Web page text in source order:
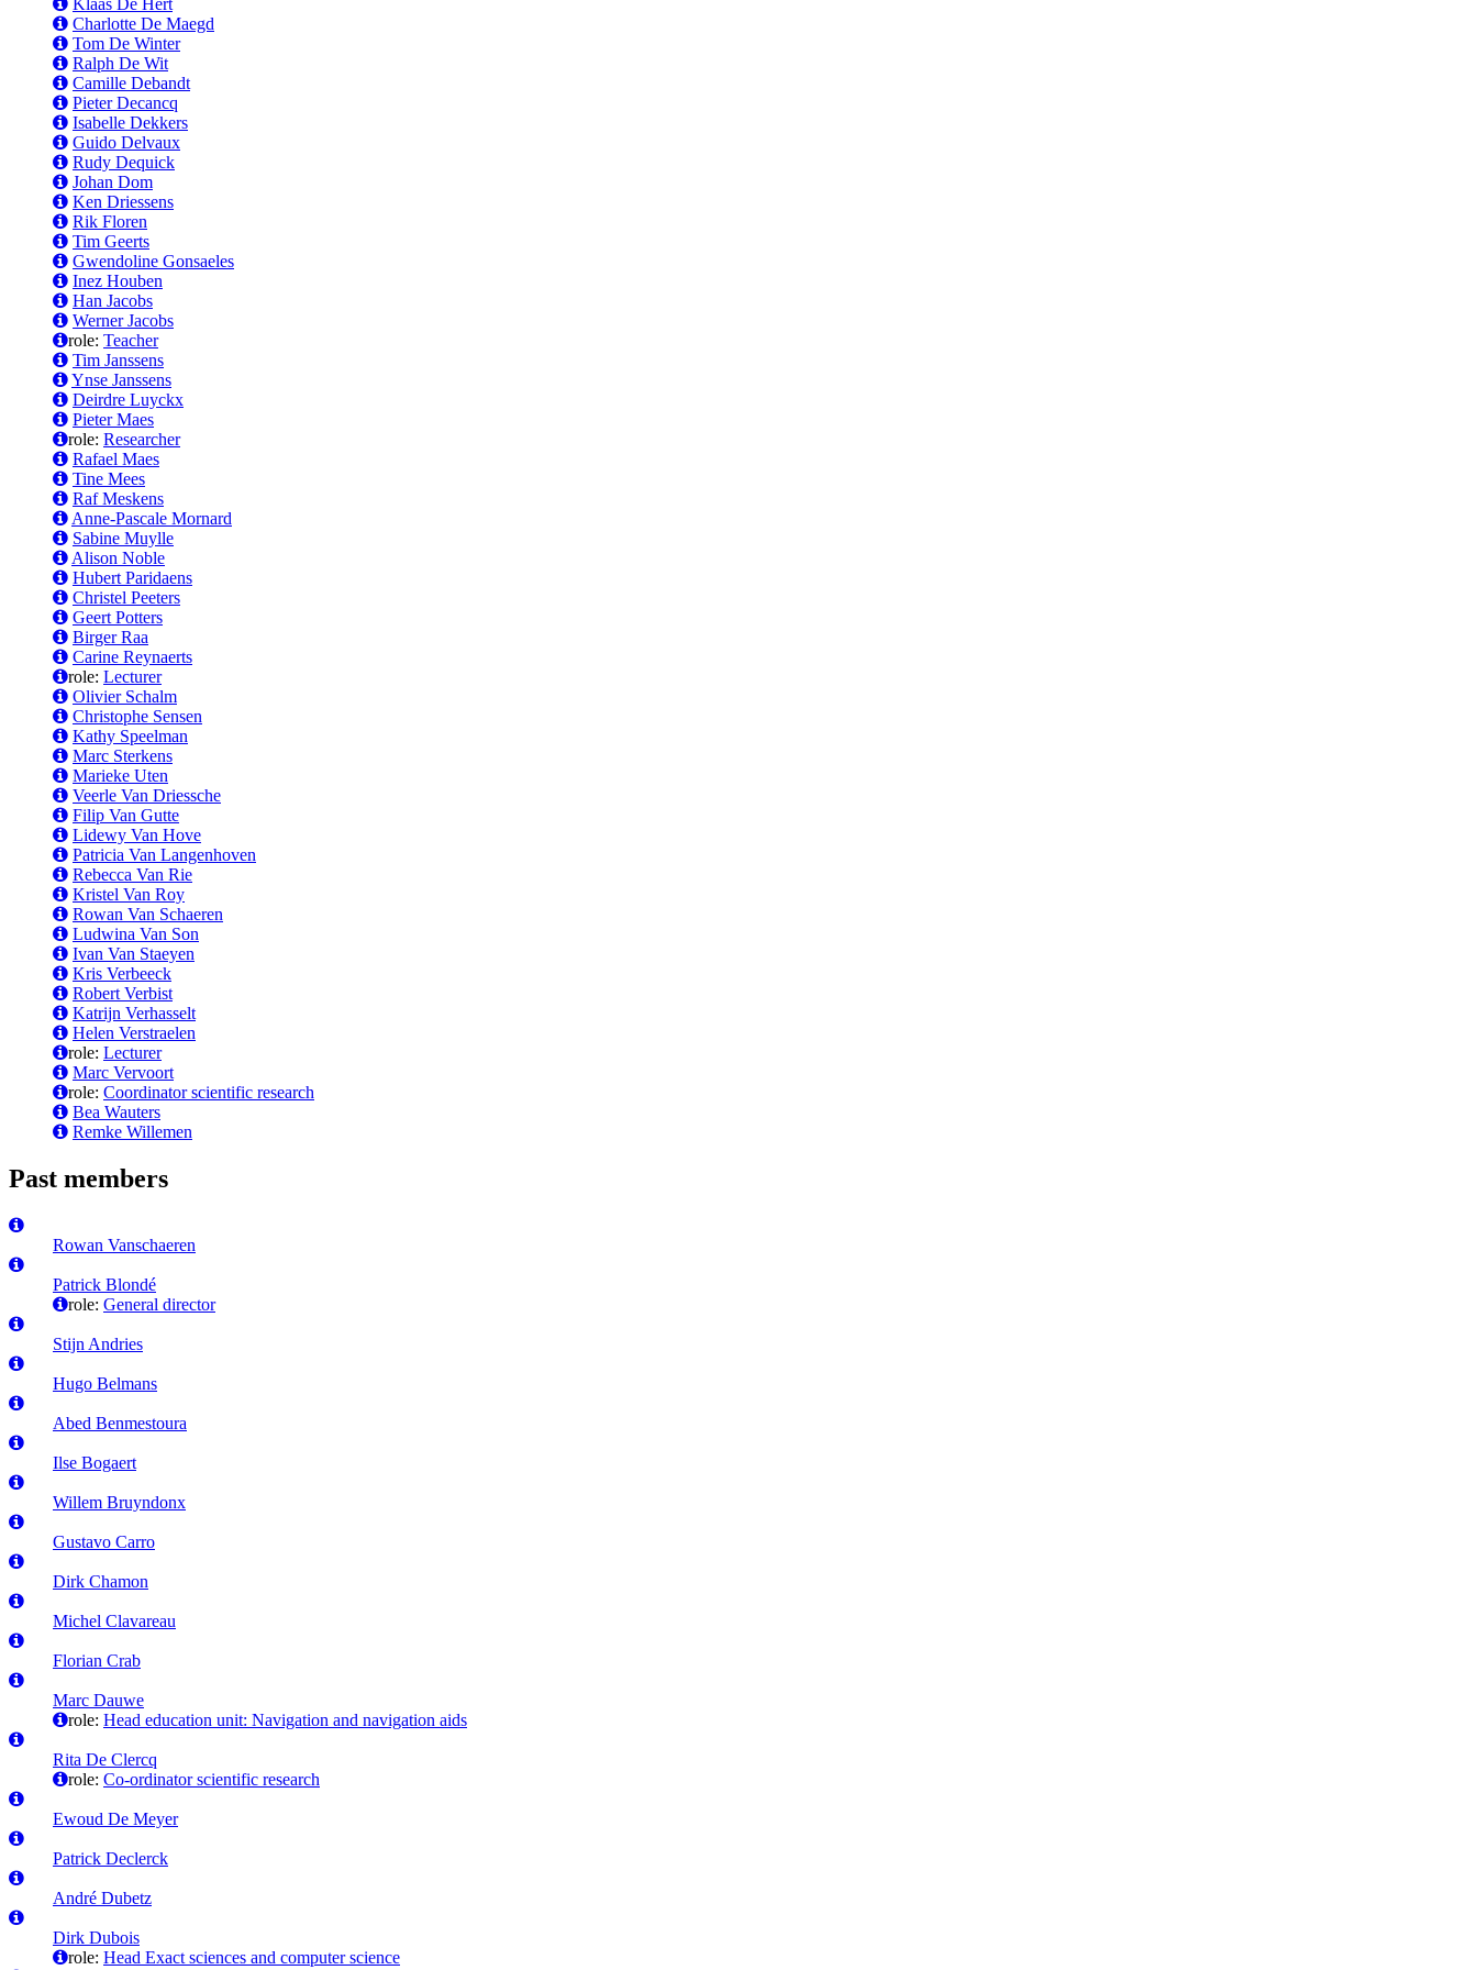
Klaas De Hert
Charlotte De Maegd
Tom De Winter
Ralph De Wit
Camille Debandt
Pieter Decancq
Isabelle Dekkers
Guido Delvaux
Rudy Dequick
Johan Dom
Ken Driessens
Rik Floren
Tim Geerts
Gwendoline Gonsaeles
Inez Houben
Han Jacobs
Werner Jacobs
role: Teacher
Tim Janssens
Ynse Janssens
Deirdre Luyckx
Pieter Maes
role: Researcher
Rafael Maes
Tine Mees
Raf Meskens
Anne-Pascale Mornard
Sabine Muylle
Alison Noble
Hubert Paridaens
Christel Peeters
Geert Potters
Birger Raa
Carine Reynaerts
role: Lecturer
Olivier Schalm
Christophe Sensen
Kathy Speelman
Marc Sterkens
Marieke Uten
Veerle Van Driessche
Filip Van Gutte
Lidewy Van Hove
Patricia Van Langenhoven
Rebecca Van Rie
Kristel Van Roy
Rowan Van Schaeren
Ludwina Van Son
Ivan Van Staeyen
Kris Verbeeck
Robert Verbist
Katrijn Verhasselt
Helen Verstraelen
role: Lecturer
Marc Vervoort
role: Coordinator scientific research
Bea Wauters
Remke Willemen
Past members
Rowan Vanschaeren
Patrick Blondé
role: General director
Stijn Andries
Hugo Belmans
Abed Benmestoura
Ilse Bogaert
Willem Bruyndonx
Gustavo Carro
Dirk Chamon
Michel Clavareau
Florian Crab
Marc Dauwe
role: Head education unit: Navigation and navigation aids
Rita De Clercq
role: Co-ordinator scientific research
Ewoud De Meyer
Patrick Declerck
André Dubetz
Dirk Dubois
role: Head Exact sciences and computer science